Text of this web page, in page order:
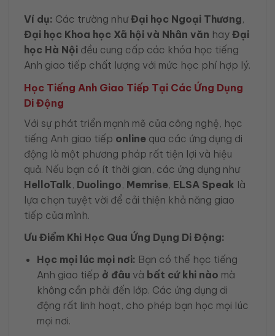
Ví dụ: Các trường nhưĐại học Ngoại Thương,
Đại học Khoa học Xã hội và Nhân văn hay Đại
học Hà Nội đều cung cấp các khóa học tiếng
Anh giao tiếp chất lượng với mức học phí hợp lý.
Học Tiếng Anh Giao Tiếp Tại Các Ứng Dụng
Di Động
Với sự phát triển mạnh mẽ của công nghệ, học
tiếng Anh giao tiếp online qua các ứng dụng di
động là một phương pháp rất tiện lợi và hiệu
quả. Nếu bạn có ít thời gian, các ứng dụng như
HelloTalk, Duolingo, Memrise, ELSA Speak là
lựa chọn tuyệt vời để cải thiện khả năng giao
tiếp của mình.
Ưu Điểm Khi Học Qua Ứng Dụng Di Động:
Học mọi lúc mọi nơi: Bạn có thể học tiếng
Anh giao tiếp ở đâuvà bất cứ khi nào mà
không cần phải đến lớp. Các ứng dụng di
động rất linh hoạt, cho phép bạn học mọi lúc
mọi nơi.